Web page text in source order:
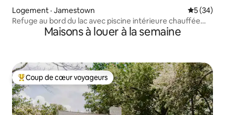
Logement · Jamestown Note
5 (34)
Refuge au bord du lac avec piscine intérieure chauffée
Maisons à louer à la semaine
Coup de cœur voyageurs parmi les plus aimés
Coup de cœur voyageurs